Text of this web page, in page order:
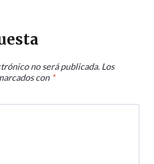
no será publicada. Los
con *